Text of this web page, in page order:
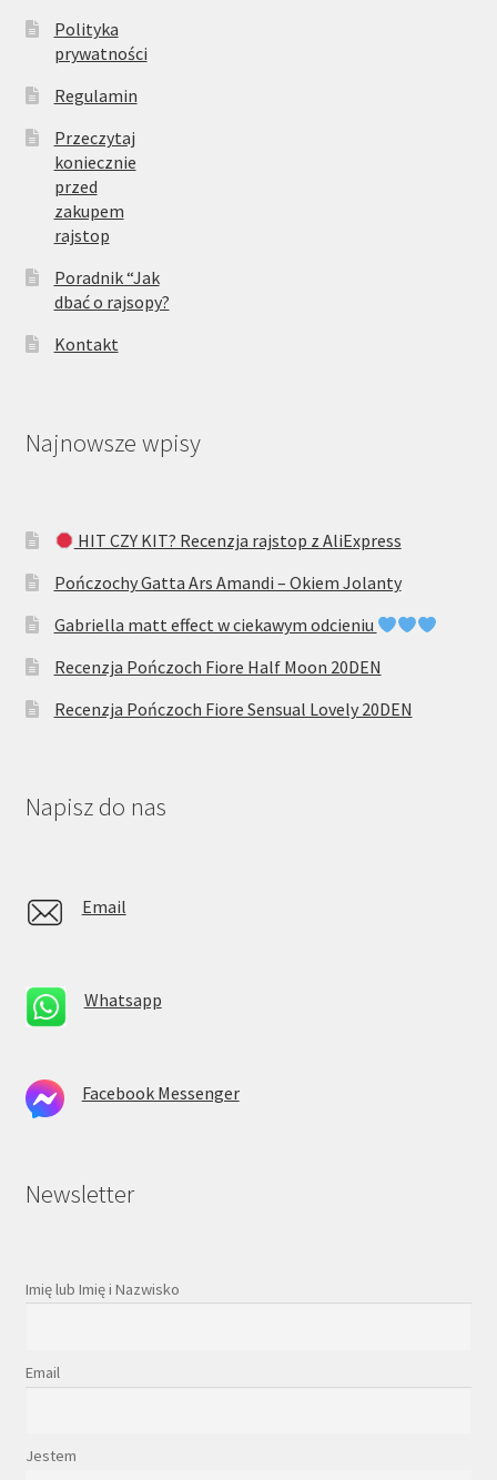
Polityka
prywatności
Regulamin
Przeczytaj
koniecznie
przed
zakupem
rajstop
Poradnik “Jak
dbać o rajsopy?
Kontakt
Najnowsze wpisy
HIT CZY KIT? Recenzja rajstop z AliExpress
Pończochy Gatta Ars Amandi – Okiem Jolanty
Gabriella matt effect w ciekawym odcieniu
Recenzja Pończoch Fiore Half Moon 20DEN
Recenzja Pończoch Fiore Sensual Lovely 20DEN
Napisz do nas
Email
Whatsapp
Facebook Messenger
Newsletter
Imię lub Imię i Nazwisko
Email
Jestem